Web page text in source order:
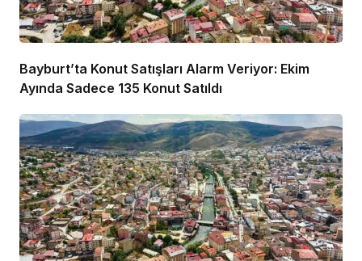
Bayburt’ta Konut Satışları Alarm Veriyor: Ekim
Ayında Sadece 135 Konut Satıldı